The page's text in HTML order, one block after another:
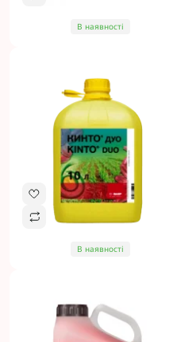
В наявності
В наявності